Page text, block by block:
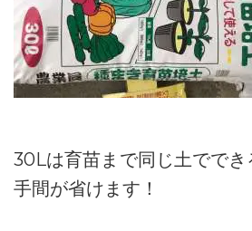
30Lは育苗まで同じ土でで
手間が省けます！